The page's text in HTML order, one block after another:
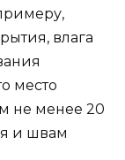
влага
место
не менее 20
и швам